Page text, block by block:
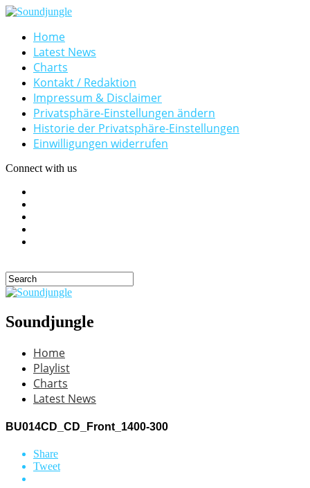
Home
Latest News
Charts
Kontakt / Redaktion
Impressum & Disclaimer
Privatsphäre-Einstellungen ändern
Historie der Privatsphäre-Einstellungen
Einwilligungen widerrufen
Connect with us
Soundjungle
Home
Playlist
Charts
Latest News
BU014CD_CD_Front_1400-300
Share
Tweet